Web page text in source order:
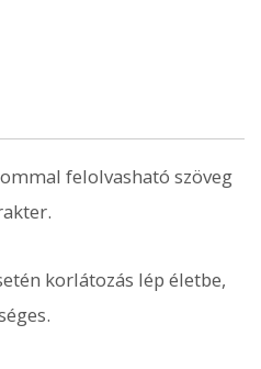
felolvasható szöveg
korlátozás lép életbe,